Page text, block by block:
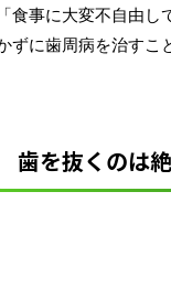
「食事に大変不自由
ずに歯周病を治すこ
歯を抜くのは